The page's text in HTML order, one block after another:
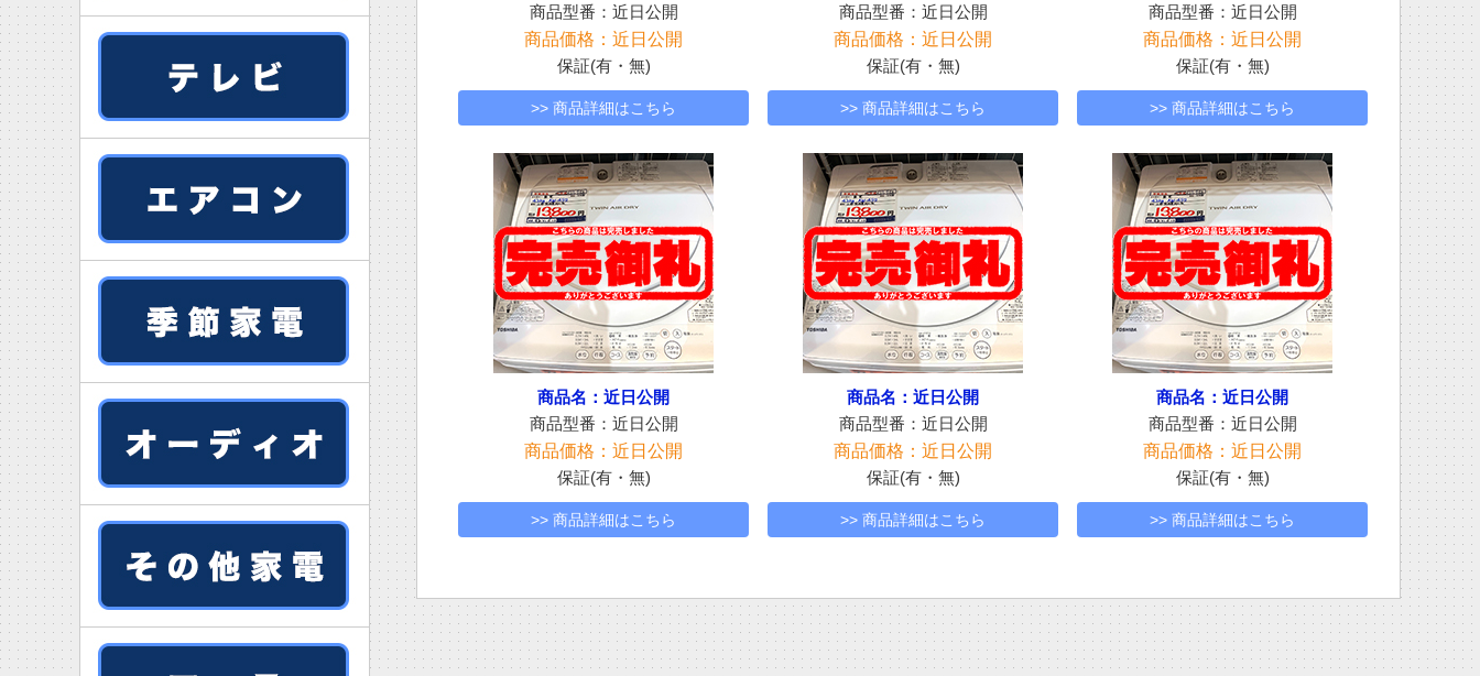
商品型番：近日公開
商品価格：近日公開
保証(有・無)
>> 商品詳細はこちら
商品型番：近日公開
商品価格：近日公開
保証(有・無)
>> 商品詳細はこちら
商品型番：近日公開
商品価格：近日公開
保証(有・無)
>> 商品詳細はこちら
商品名：近日公開
商品型番：近日公開
商品価格：近日公開
保証(有・無)
>> 商品詳細はこちら
商品名：近日公開
商品型番：近日公開
商品価格：近日公開
保証(有・無)
>> 商品詳細はこちら
商品名：近日公開
商品型番：近日公開
商品価格：近日公開
保証(有・無)
>> 商品詳細はこちら